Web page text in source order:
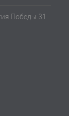
Победы 31.